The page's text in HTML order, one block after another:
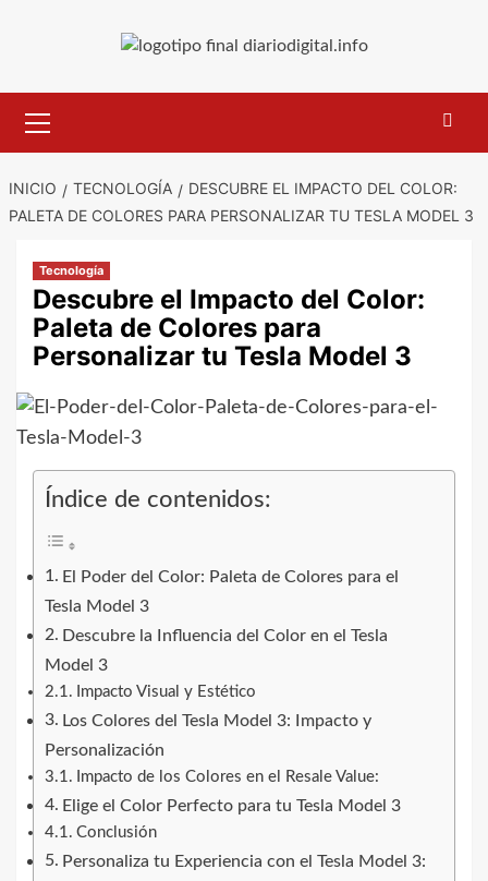
primario
INICIO TECNOLOGÍA
DESCUBRE EL IMPACTO DEL COLOR:
PALETA DE COLORES PARA PERSONALIZAR TU TESLA MODEL 3
Tecnología
Descubre el Impacto del Color:
Paleta de Colores para
Personalizar tu Tesla Model 3
Índice de contenidos:
El Poder del Color: Paleta de Colores para el
Tesla Model 3
Descubre la Influencia del Color en el Tesla
Model 3
Impacto Visual y Estético
Los Colores del Tesla Model 3: Impacto y
Personalización
Impacto de los Colores en el Resale Value:
Elige el Color Perfecto para tu Tesla Model 3
Conclusión
Personaliza tu Experiencia con el Tesla Model 3: